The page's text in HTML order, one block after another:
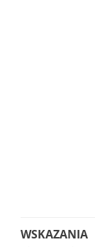
WSKAZANIA